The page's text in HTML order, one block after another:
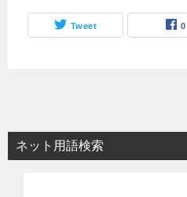
Tweet 0
ネット用語検索